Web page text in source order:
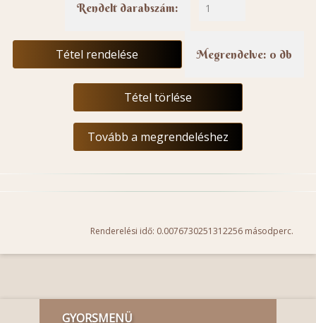
Rendelt darabszám:
Tétel rendelése Megrendelve: 0 db
Tétel törlése
Tovább a megrendeléshez
Renderelési idő: 0.0076730251312256 másodperc.
GYORSMENÜ